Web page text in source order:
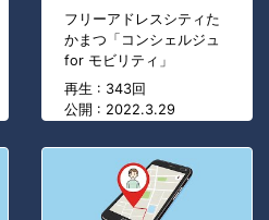
フリーアドレスシティた
かまつ「コンシェルジュ
for モビリティ」
再生 : 343回
公開 : 2022.3.29